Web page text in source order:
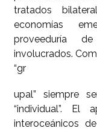
tratados
economías
proveeduría
involucrados.
“gr
upal” siempre
“individual”. El
interoceánicos